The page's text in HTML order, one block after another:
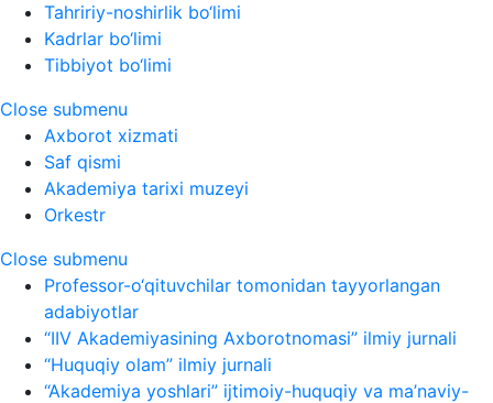
Tahririy-noshirlik bo‘limi
Kadrlar bo‘limi
Tibbiyot bo‘limi
Close submenu
Axborot xizmati
Saf qismi
Akademiya tarixi muzeyi
Orkestr
Close submenu
Professor-o‘qituvchilar tomonidan tayyorlangan
adabiyotlar
“IIV Akademiyasining Axborotnomasi” ilmiy jurnali
“Huquqiy olam” ilmiy jurnali
“Akademiya yoshlari” ijtimoiy-huquqiy va ma’naviy-